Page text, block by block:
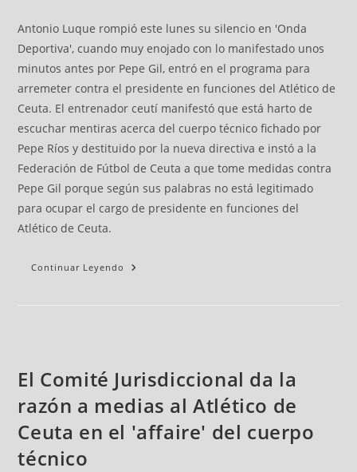
Antonio Luque rompió este lunes su silencio en 'Onda
Deportiva', cuando muy enojado con lo manifestado unos
minutos antes por Pepe Gil, entró en el programa para
arremeter contra el presidente en funciones del Atlético de
Ceuta. El entrenador ceutí manifestó que está harto de
escuchar mentiras acerca del cuerpo técnico fichado por
Pepe Ríos y destituido por la nueva directiva e instó a la
Federación de Fútbol de Ceuta a que tome medidas contra
Pepe Gil porque según sus palabras no está legitimado
para ocupar el cargo de presidente en funciones del
Atlético de Ceuta.
Continuar Leyendo
El Comité Jurisdiccional da la
razón a medias al Atlético de
Ceuta en el 'affaire' del cuerpo
técnico